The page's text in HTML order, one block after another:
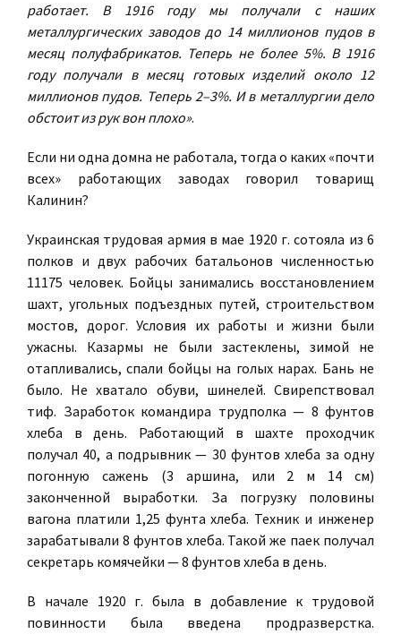
работает. В 1916 году мы получали с наших
металлургических заводов до 14 миллионов пудов в
месяц полуфабрикатов. Теперь не более 5%. В 1916
году получали в месяц готовых изделий около 12
миллионов пудов. Теперь 2–3%. И в металлургии дело
обстоит из рук вон плохо».
Если ни одна домна не работала, тогда о каких «почти
всех» работающих заводах говорил товарищ
Калинин?
Украинская трудовая армия в мае 1920 г. сотояла из 6
полков и двух рабочих батальонов численностью
11175 человек. Бойцы занимались восстановлением
шахт, угольных подъездных путей, строительством
мостов, дорог. Условия их работы и жизни были
ужасны. Казармы не были застеклены, зимой не
отапливались, спали бойцы на голых нарах. Бань не
было. Не хватало обуви, шинелей. Свирепствовал
тиф. Заработок командира трудполка — 8 фунтов
хлеба в день. Работающий в шахте проходчик
получал 40, а подрывник — 30 фунтов хлеба за одну
погонную сажень (3 аршина, или 2 м 14 см)
законченной выработки. За погрузку половины
вагона платили 1,25 фунта хлеба. Техник и инженер
зарабатывали 8 фунтов хлеба. Такой же паек получал
секретарь комячейки — 8 фунтов хлеба в день.
В начале 1920 г. была в добавление к трудовой
повинности была введена продразверстка.